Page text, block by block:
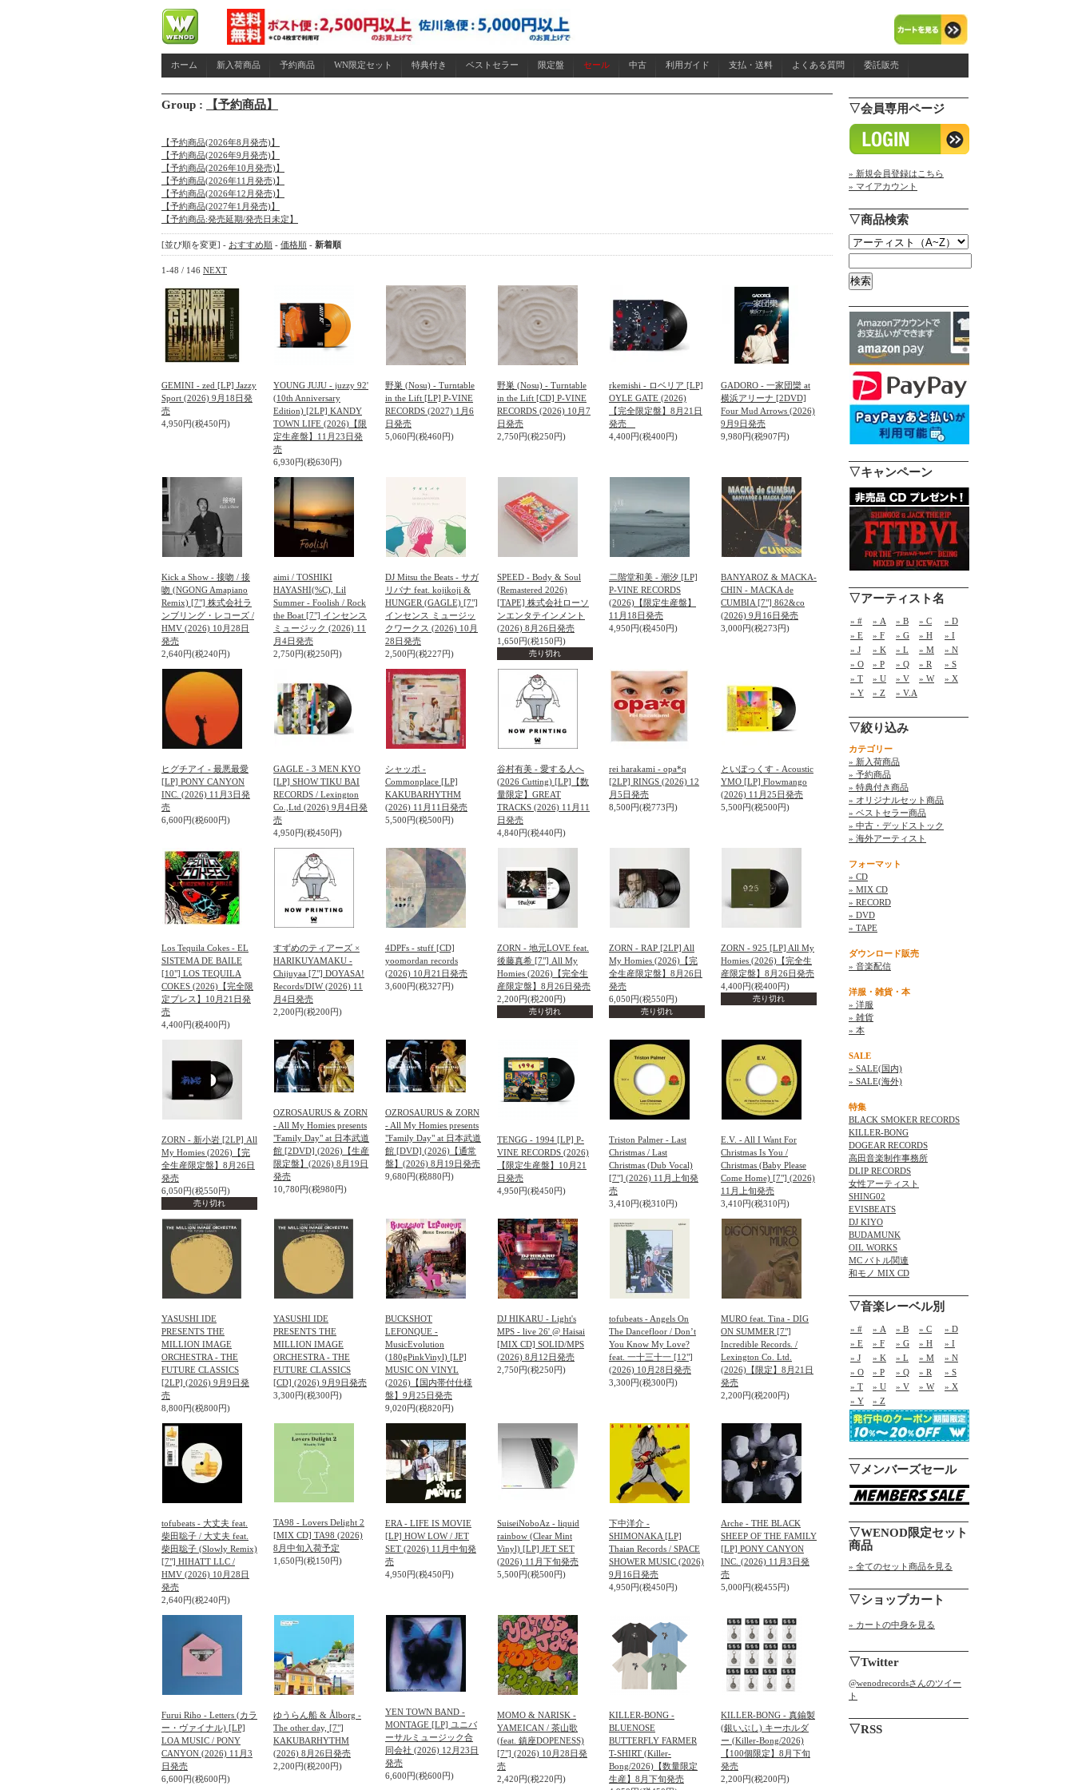
ホーム 新入荷商品 予約商品 WN限定セット 特典付き ベストセラー 限定盤 セール 中古 利用ガイド 支払・送料 よくある質問 委託販売
Group : 【予約商品】
【予約商品(2026年8月発売)】
【予約商品(2026年9月発売)】
【予約商品(2026年10月発売)】
【予約商品(2026年11月発売)】
【予約商品(2026年12月発売)】
【予約商品(2027年1月発売)】
【予約商品:発売延期/発売日未定】
[並び順を変更] - おすすめ順 - 価格順 - 新着順
1-48 / 146 NEXT
GEMINI - zed [LP] Jazzy
Sport (2026) 9月18日発
売
4,950円(税450円)
YOUNG JUJU - juzzy 92'
(10th Anniversary
Edition) [2LP] KANDY
TOWN LIFE (2026)【限
定生産盤】11月23日発
売
6,930円(税630円)
野巣 (Nosu) - Turntable
in the Lift [LP] P-VINE
RECORDS (2027) 1月6
日発売
5,060円(税460円)
野巣 (Nosu) - Turntable
in the Lift [CD] P-VINE
RECORDS (2026) 10月7
日発売
2,750円(税250円)
rkemishi - ロベリア [LP]
OYLE GATE (2026)
【完全限定盤】8月21日
発売
4,400円(税400円)
GADORO - 一家団欒 at
横浜アリーナ [2DVD]
Four Mud Arrows (2026)
9月9日発売
9,980円(税907円)
Kick a Show - 接吻 / 接
吻 (NGONG Amapiano
Remix) [7"] 株式会社ラ
ンブリング・レコーズ /
HMV (2026) 10月28日
発売
2,640円(税240円)
aimi / TOSHIKI
HAYASHI(%C), Lil
Summer - Foolish / Rock
the Boat [7"] インセンス
ミュージック (2026) 11
月4日発売
2,750円(税250円)
DJ Mitsu the Beats - サガ
リバナ feat. kojikoji &
HUNGER (GAGLE) [7"]
インセンス ミュージッ
クワークス (2026) 10月
28日発売
2,500円(税227円)
SPEED - Body & Soul
(Remastered 2026)
[TAPE] 株式会社ローソ
ンエンタテインメント
(2026) 8月26日発売
1,650円(税150円)
売り切れ
二階堂和美 - 潮汐 [LP]
P-VINE RECORDS
(2026)【限定生産盤】
11月18日発売
4,950円(税450円)
BANYAROZ & MACKA-
CHIN - MACKA de
CUMBIA [7"] 862&co
(2026) 9月16日発売
3,000円(税273円)
ヒグチアイ - 最悪最愛
[LP] PONY CANYON
INC. (2026) 11月3日発
売
6,600円(税600円)
GAGLE - 3 MEN KYO
[LP] SHOW TIKU BAI
RECORDS / Lexington
Co.,Ltd (2026) 9月4日発
売
4,950円(税450円)
シャッポ -
Commonplace [LP]
KAKUBARHYTHM
(2026) 11月11日発売
5,500円(税500円)
谷村有美 - 愛する人へ
(2026 Cutting) [LP]【数
量限定】GREAT
TRACKS (2026) 11月11
日発売
4,840円(税440円)
rei harakami - opa*q
[2LP] RINGS (2026) 12
月5日発売
8,500円(税773円)
といぼっくす - Acoustic
YMO [LP] Flowmango
(2026) 11月25日発売
5,500円(税500円)
Los Tequila Cokes - EL
SISTEMA DE BAILE
[10"] LOS TEQUILA
COKES (2026)【完全限
定プレス】10月21日発
売
4,400円(税400円)
すずめのティアーズ ×
HARIKUYAMAKU -
Chijuyaa [7"] DOYASA!
Records/DIW (2026) 11
月4日発売
2,200円(税200円)
4DPFs - stuff [CD]
yoomordan records
(2026) 10月21日発売
3,600円(税327円)
ZORN - 地元LOVE feat.
後藤真希 [7"] All My
Homies (2026)【完全生
産限定盤】8月26日発売
2,200円(税200円)
売り切れ
ZORN - RAP [2LP] All
My Homies (2026)【完
全生産限定盤】8月26日
発売
6,050円(税550円)
売り切れ
ZORN - 925 [LP] All My
Homies (2026)【完全生
産限定盤】8月26日発売
4,400円(税400円)
売り切れ
ZORN - 新小岩 [2LP] All
My Homies (2026)【完
全生産限定盤】8月26日
発売
6,050円(税550円)
売り切れ
OZROSAURUS & ZORN
- All My Homies presents
"Family Day" at 日本武道
館 [2DVD] (2026)【生産
限定盤】(2026) 8月19日
発売
10,780円(税980円)
OZROSAURUS & ZORN
- All My Homies presents
"Family Day" at 日本武道
館 [DVD] (2026)【通常
盤】(2026) 8月19日発売
9,680円(税880円)
TENGG - 1994 [LP] P-
VINE RECORDS (2026)
【限定生産盤】10月21
日発売
4,950円(税450円)
Triston Palmer - Last
Christmas / Last
Christmas (Dub Vocal)
[7"] (2026) 11月上旬発
売
3,410円(税310円)
E.V. - All I Want For
Christmas Is You /
Christmas (Baby Please
Come Home) [7"] (2026)
11月上旬発売
3,410円(税310円)
YASUSHI IDE
PRESENTS THE
MILLION IMAGE
ORCHESTRA - THE
FUTURE CLASSICS
[2LP] (2026) 9月9日発
売
8,800円(税800円)
YASUSHI IDE
PRESENTS THE
MILLION IMAGE
ORCHESTRA - THE
FUTURE CLASSICS
[CD] (2026) 9月9日発売
3,300円(税300円)
BUCKSHOT
LEFONQUE -
MusicEvolution
(180gPinkVinyl) [LP]
MUSIC ON VINYL
(2026)【国内帯付仕様
盤】9月25日発売
9,020円(税820円)
DJ HIKARU - Light's
MPS - live 26' @ Haisai
[MIX CD] SOLID/MPS
(2026) 8月12日発売
2,750円(税250円)
tofubeats - Angels On
The Dancefloor / Don’t
You Know My Love?
feat. 一十三十一 [12"]
(2026) 10月28日発売
3,300円(税300円)
MURO feat. Tina - DIG
ON SUMMER [7"]
Incredible Records. /
Lexington Co. Ltd.
(2026)【限定】8月21日
発売
2,200円(税200円)
tofubeats - 大丈夫 feat.
柴田聡子 / 大丈夫 feat.
柴田聡子 (Slowly Remix)
[7"] HIHATT LLC /
HMV (2026) 10月28日
発売
2,640円(税240円)
TA98 - Lovers Delight 2
[MIX CD] TA98 (2026)
8月中旬入荷予定
1,650円(税150円)
ERA - LIFE IS MOVIE
[LP] HOW LOW / JET
SET (2026) 11月中旬発
売
4,950円(税450円)
SuiseiNoboAz - liquid
rainbow (Clear Mint
Vinyl) [LP] JET SET
(2026) 11月下旬発売
5,500円(税500円)
下中洋介 -
SHIMONAKA [LP]
Thaian Records / SPACE
SHOWER MUSIC (2026)
9月16日発売
4,950円(税450円)
Arche - THE BLACK
SHEEP OF THE FAMILY
[LP] PONY CANYON
INC. (2026) 11月3日発
売
5,000円(税455円)
Furui Riho - Letters (カラ
ー・ヴァイナル) [LP]
LOA MUSIC / PONY
CANYON (2026) 11月3
日発売
6,600円(税600円)
ゆうらん船 & Ålborg -
The other day, [7"]
KAKUBARHYTHM
(2026) 8月26日発売
2,200円(税200円)
YEN TOWN BAND -
MONTAGE [LP] ユニバ
ーサルミュージック合
同会社 (2026) 12月23日
発売
6,600円(税600円)
MOMO & NARISK -
YAMEICAN / 茶山歌
(feat. 鎮座DOPENESS)
[7"] (2026) 10月28日発
売
2,420円(税220円)
KILLER-BONG -
BLUENOSE
BUTTERFLY FARMER
T-SHIRT (Killer-
Bong/2026)【数量限定
生産】8月下旬発売
KILLER-BONG - 真鍮製
(銀いぶし) キーホルダ
ー (Killer-Bong/2026)
【100個限定】8月下旬
発売
2,200円(税200円)
▽会員専用ページ
» 新規会員登録はこちら
» マイアカウント
▽商品検索
▽キャンペーン
▽アーティスト名
» # » A » B » C
» D
» E
» F » G » H
» I
» J
» K » L » M
» N
» O
» P » Q » R
» S
» T
» U » V » W
» X
» Y
» Z » V.A
▽絞り込み
カテゴリー
» 新入荷商品
» 予約商品
» 特典付き商品
» オリジナルセット商品
» ベストセラー商品
» 中古・デッドストック
» 海外アーティスト
フォーマット
» CD
» MIX CD
» RECORD
» DVD
» TAPE
ダウンロード販売
» 音楽配信
洋服・雑貨・本
» 洋服
» 雑貨
» 本
SALE
» SALE(国内)
» SALE(海外)
特集
BLACK SMOKER RECORDS
KILLER-BONG
DOGEAR RECORDS
高田音楽制作事務所
DLIP RECORDS
女性アーティスト
SHING02
EVISBEATS
DJ KIYO
BUDAMUNK
OIL WORKS
MC バトル関連
和モノ MIX CD
▽音楽レーベル別
» # » A » B » C
» D
» E
» F » G » H
» I
» J
» K » L » M
» N
» O
» P » Q » R
» S
» T
» U » V » W
» X
» Y
» Z
▽メンバーズセール
▽WENOD限定セット
商品
» 全てのセット商品を見る
▽ショップカート
» カートの中身を見る
▽Twitter
@wenodrecordsさんのツイー
ト
▽RSS